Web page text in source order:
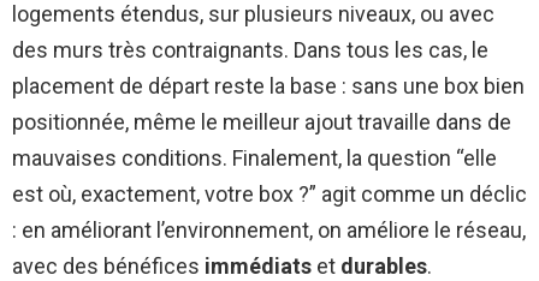
logements étendus, sur plusieurs niveaux, ou avec
des murs très contraignants. Dans tous les cas, le
placement de départ reste la base : sans une box bien
positionnée, même le meilleur ajout travaille dans de
mauvaises conditions. Finalement, la question “elle
est où, exactement, votre box ?” agit comme un déclic
: en améliorant l’environnement, on améliore le réseau,
avec des bénéfices immédiats et durables.